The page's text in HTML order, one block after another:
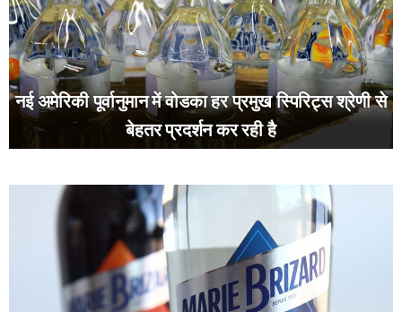
नई अमेरिकी पूर्वानुमान में वोडका हर प्रमुख स्पिरिट्स श्रेणी से
बेहतर प्रदर्शन कर रही है